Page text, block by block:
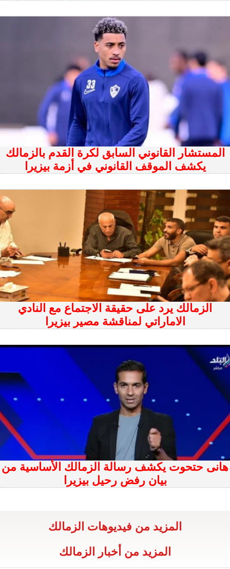
المستشار القانوني السابق لكرة القدم بالزمالك
يكشف الموقف القانوني في أزمة بيزيرا
الزمالك يرد على حقيقة الاجتماع مع النادي
الاماراتي لمناقشة مصير بيزيرا
هانى حتحوت يكشف رسالة الزمالك الأساسية من
بيان رفض رحيل بيزيرا
المزيد من فيديوهات الزمالك
المزيد من أخبار الزمالك